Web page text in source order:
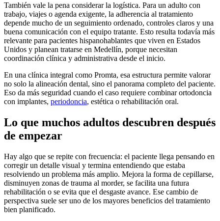
También vale la pena considerar la logística. Para un adulto con
trabajo, viajes o agenda exigente, la adherencia al tratamiento
depende mucho de un seguimiento ordenado, controles claros y una
buena comunicación con el equipo tratante. Esto resulta todavía más
relevante para pacientes hispanohablantes que viven en Estados
Unidos y planean tratarse en Medellín, porque necesitan
coordinación clínica y administrativa desde el inicio.
En una clínica integral como Promta, esa estructura permite valorar
no solo la alineación dental, sino el panorama completo del paciente.
Eso da más seguridad cuando el caso requiere combinar ortodoncia
con implantes, periodoncia, estética o rehabilitación oral.
Lo que muchos adultos descubren después
de empezar
Hay algo que se repite con frecuencia: el paciente llega pensando en
corregir un detalle visual y termina entendiendo que estaba
resolviendo un problema más amplio. Mejora la forma de cepillarse,
disminuyen zonas de trauma al morder, se facilita una futura
rehabilitación o se evita que el desgaste avance. Ese cambio de
perspectiva suele ser uno de los mayores beneficios del tratamiento
bien planificado.